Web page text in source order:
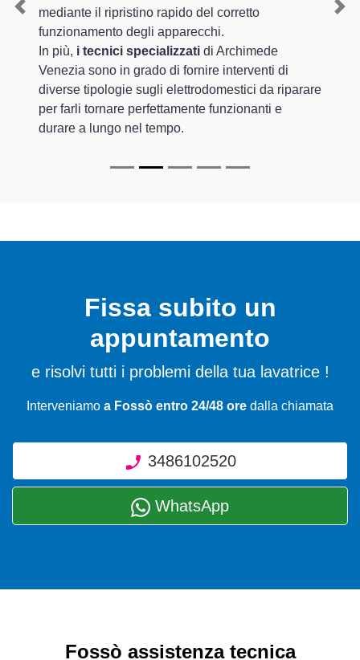
mediante il ripristino rapido del corretto
funzionamento degli apparecchi.
In più, i tecnici specializzati di Archimede
Venezia sono in grado di fornire interventi di
diverse tipologie sugli elettrodomestici da riparare
per farli tornare perfettamente funzionanti e
durare a lungo nel tempo.
Previous
Fissa subito un
appuntamento
e risolvi tutti i problemi della tua lavatrice !
Interveniamo a Fossò entro 24/48 ore dalla chiamata
3486102520
WhatsApp
Fossò assistenza tecnica